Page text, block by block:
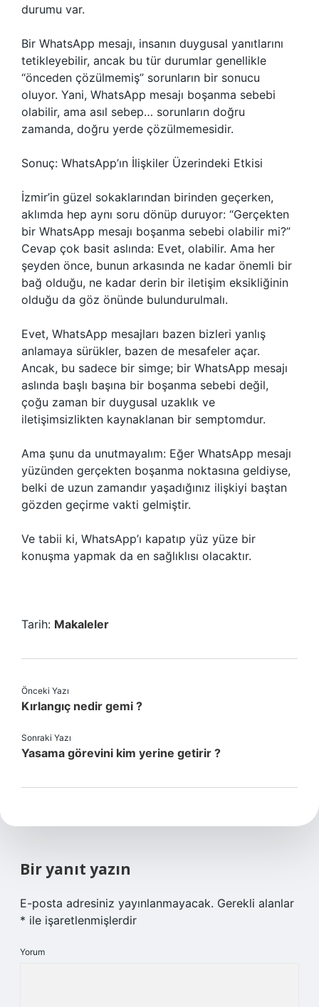
durumu var.
Bir WhatsApp mesajı, insanın duygusal yanıtlarını
tetikleyebilir, ancak bu tür durumlar genellikle
“önceden çözülmemiş” sorunların bir sonucu
oluyor. Yani, WhatsApp mesajı boşanma sebebi
olabilir, ama asıl sebep… sorunların doğru
zamanda, doğru yerde çözülmemesidir.
Sonuç: WhatsApp’ın İlişkiler Üzerindeki Etkisi
İzmir’in güzel sokaklarından birinden geçerken,
aklımda hep aynı soru dönüp duruyor: “Gerçekten
bir WhatsApp mesajı boşanma sebebi olabilir mi?”
Cevap çok basit aslında: Evet, olabilir. Ama her
şeyden önce, bunun arkasında ne kadar önemli bir
bağ olduğu, ne kadar derin bir iletişim eksikliğinin
olduğu da göz önünde bulundurulmalı.
Evet, WhatsApp mesajları bazen bizleri yanlış
anlamaya sürükler, bazen de mesafeler açar.
Ancak, bu sadece bir simge; bir WhatsApp mesajı
aslında başlı başına bir boşanma sebebi değil,
çoğu zaman bir duygusal uzaklık ve
iletişimsizlikten kaynaklanan bir semptomdur.
Ama şunu da unutmayalım: Eğer WhatsApp mesajı
yüzünden gerçekten boşanma noktasına geldiyse,
belki de uzun zamandır yaşadığınız ilişkiyi baştan
gözden geçirme vakti gelmiştir.
Ve tabii ki, WhatsApp’ı kapatıp yüz yüze bir
konuşma yapmak da en sağlıklısı olacaktır.
Tarih: Makaleler
Önceki Yazı
Kırlangıç nedir gemi ?
Sonraki Yazı
Yasama görevini kim yerine getirir ?
Bir yanıt yazın
E-posta adresiniz yayınlanmayacak. Gerekli alanlar
* ile işaretlenmişlerdir
Yorum